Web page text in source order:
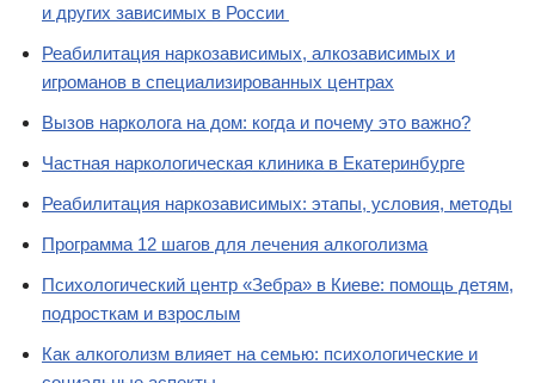
и других зависимых в России
Реабилитация наркозависимых, алкозависимых и
игроманов в специализированных центрах
Вызов нарколога на дом: когда и почему это важно?
Частная наркологическая клиника в Екатеринбурге
Реабилитация наркозависимых: этапы, условия, методы
Программа 12 шагов для лечения алкоголизма
Психологический центр «Зебра» в Киеве: помощь детям,
подросткам и взрослым
Как алкоголизм влияет на семью: психологические и